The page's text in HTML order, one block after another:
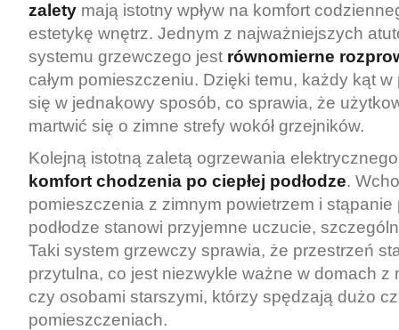
zalety mają istotny wpływ na komfort
estetykę wnętrz. Jednym z najważniejszych
systemu grzewczego jest równomierne
całym pomieszczeniu. Dzięki temu, każdy kąt
się w jednakowy sposób, co sprawia, że
martwić się o zimne strefy wokół grzejników.
Kolejną istotną zaletą ogrzewania
komfort chodzenia po ciepłej podłodze.
pomieszczenia z zimnym powietrzem i stąpanie
podłodze stanowi przyjemne uczucie,
Taki system grzewczy sprawia, że przestrzeń
przytulna, co jest niezwykle ważne w domach z
czy osobami starszymi, którzy spędzają dużo
pomieszczeniach.